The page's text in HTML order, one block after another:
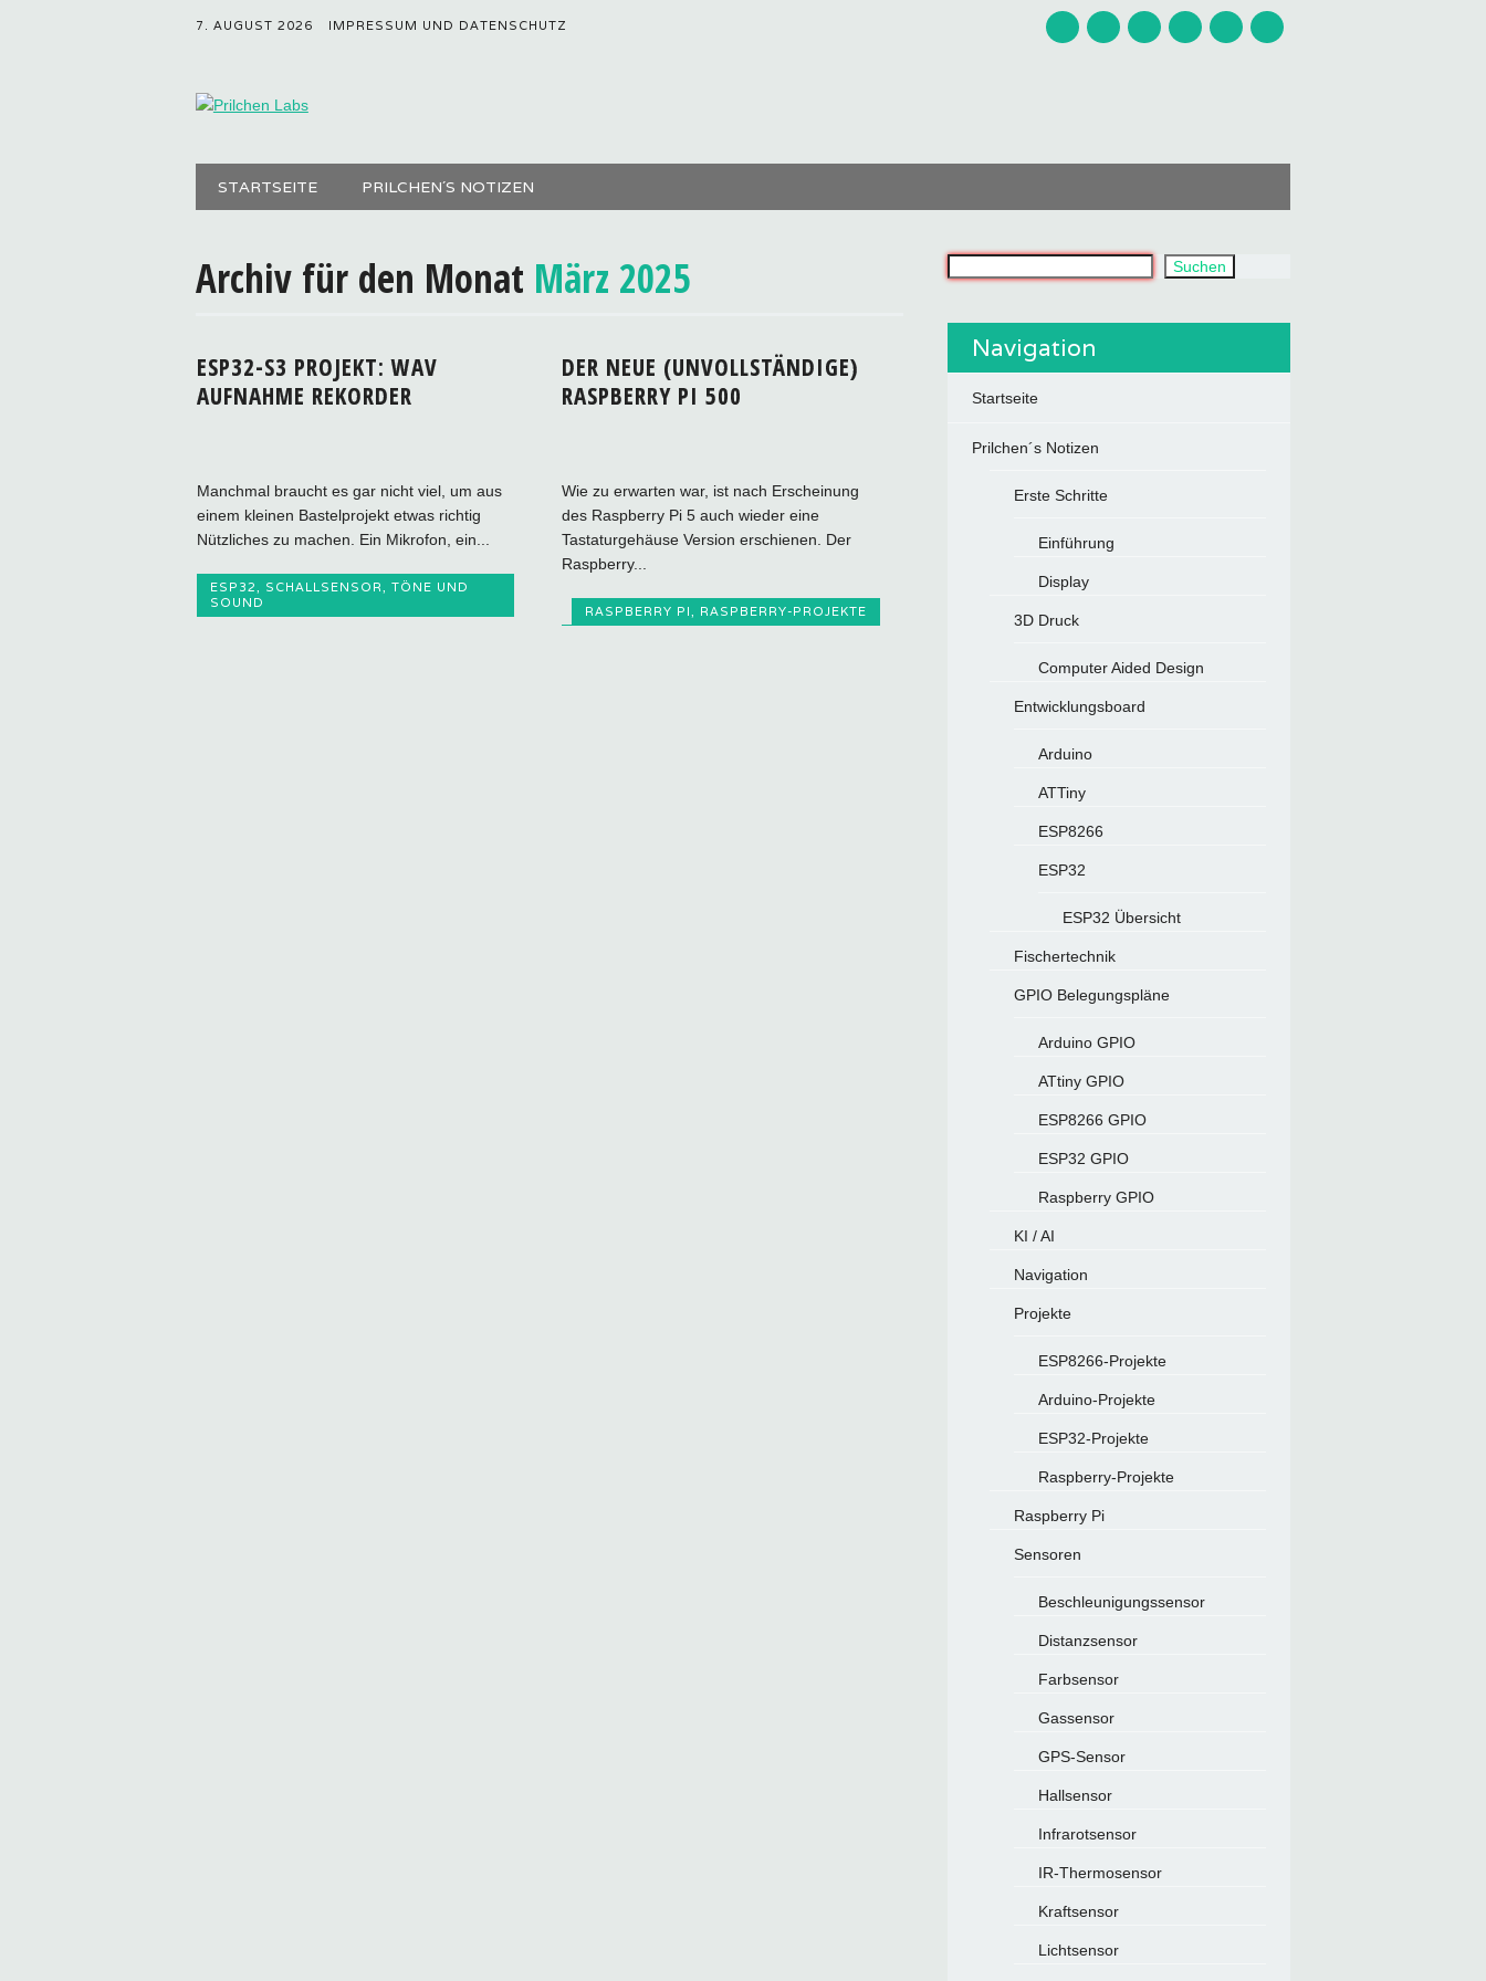
7. AUGUST 2026 IMPRESSUM UND DATENSCHUTZ
Hauptmenü
STARTSEITE PRILCHEN´S NOTIZEN
Archiv für den Monat März 2025
ESP32-S3 PROJEKT: WAV
AUFNAHME REKORDER
Manchmal braucht es gar nicht viel, um aus
einem kleinen Bastelprojekt etwas richtig
Nützliches zu machen. Ein Mikrofon, ein...
ESP32 SCHALLSENSOR
TÖNE UND
SOUND
DER NEUE (UNVOLLSTÄNDIGE)
RASPBERRY PI 500
Wie zu erwarten war, ist nach Erscheinung
des Raspberry Pi 5 auch wieder eine
Tastaturgehäuse Version erschienen. Der
Raspberry...
RASPBERRY PI RASPBERRY-PROJEKTE
Suchen
Navigation
Startseite
Prilchen´s Notizen
Erste Schritte
Einführung
Display
3D Druck
Computer Aided Design
Entwicklungsboard
Arduino
ATTiny
ESP8266
ESP32
ESP32 Übersicht
Fischertechnik
GPIO Belegungspläne
Arduino GPIO
ATtiny GPIO
ESP8266 GPIO
ESP32 GPIO
Raspberry GPIO
KI / AI
Navigation
Projekte
ESP8266-Projekte
Arduino-Projekte
ESP32-Projekte
Raspberry-Projekte
Raspberry Pi
Sensoren
Beschleunigungssensor
Distanzsensor
Farbsensor
Gassensor
GPS-Sensor
Hallsensor
Infrarotsensor
IR-Thermosensor
Kraftsensor
Lichtsensor